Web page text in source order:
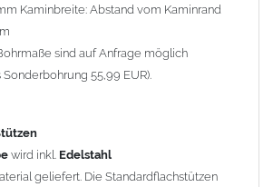
hoch) und 08 (Doppel Welle) haben einen
(bitte anfragen - Bestellung nicht über
06 (Krempe), 09 (Pagode), 10
(Preis auf Anfrage = ca. 2-3-fache vom
Kaminbreite: Abstand vom Kaminrand
sind auf Anfrage möglich
55,99 EUR).
wird inkl. Edelstahl
geliefert. Die Standardflachstützen